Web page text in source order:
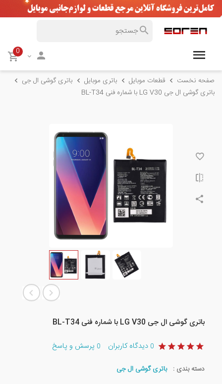
0
صفحه نخست قطعات موبایل باتری موبایل
باتری گوشی ال جی
باتری گوشی ال جی LG V30 با شماره فنی BL-T34
باتری گوشی ال جی LG V30 با شماره فنی BL-T34
0 دیدگاه کاربران 0 پرسش و پاسخ
دسته بندی : باتری گوشی ال جی